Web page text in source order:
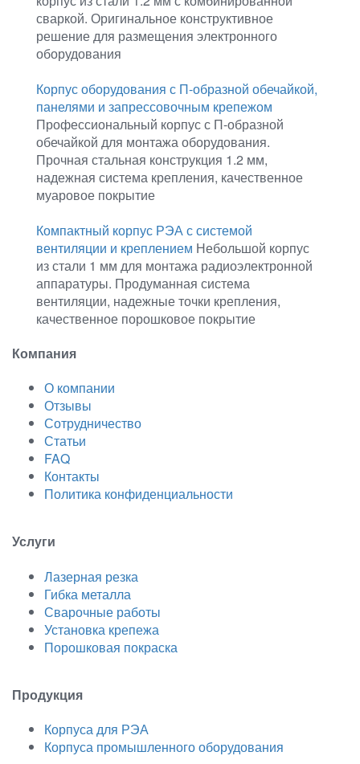
сваркой. Оригинальное конструктивное
решение для размещения электронного
оборудования
Корпус оборудования с П-образной обечайкой,
панелями и запрессовочным крепежом
Профессиональный корпус с П-образной
обечайкой для монтажа оборудования.
Прочная стальная конструкция 1.2 мм,
надежная система крепления, качественное
муаровое покрытие
Компактный корпус РЭА с системой
вентиляции и креплением Небольшой корпус
из стали 1 мм для монтажа радиоэлектронной
аппаратуры. Продуманная система
вентиляции, надежные точки крепления,
качественное порошковое покрытие
Компания
О компании
Отзывы
Сотрудничество
Статьи
FAQ
Контакты
Политика конфиденциальности
Услуги
Лазерная резка
Гибка металла
Сварочные работы
Установка крепежа
Порошковая покраска
Продукция
Корпуса для РЭА
Корпуса промышленного оборудования